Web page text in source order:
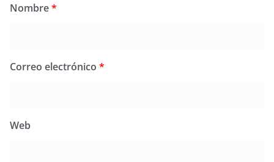
Nombre*
Correo electrónico *
Web